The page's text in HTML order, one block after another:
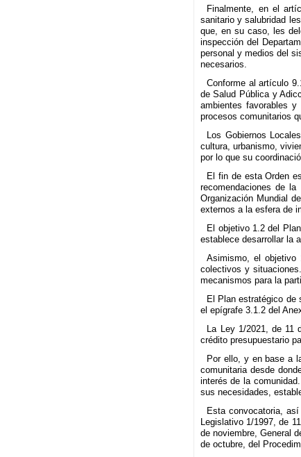
Finalmente, en el
sanitario y salubridad
que, en su caso, les
inspección del
personal y medios del
necesarios.
Conforme al artículo
de Salud Pública y
ambientes favorables
procesos comunitarios
Los Gobiernos
cultura, urbanismo,
por lo que su
El fin de esta Orden
recomendaciones de
Organización Mundial
externos a la esfera de
El objetivo 1.2 del
establece desarrollar la
Asimismo, el objetivo
colectivos y
mecanismos para la
El Plan estratégico de
el epígrafe 3.1.2 del
La Ley 1/2021, de 11
crédito presupuestario
Por ello, y en base a
comunitaria desde
interés de la
sus necesidades,
Esta convocatoria,
Legislativo 1/1997, de
de noviembre, General
de octubre, del